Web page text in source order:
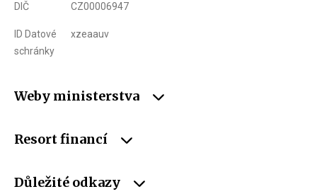
DIČ CZ00006947
ID Datové
schránky
xzeaauv
Weby ministerstva
Resort financí
Důležité odkazy